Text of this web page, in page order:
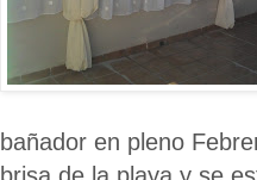
bañador en pleno